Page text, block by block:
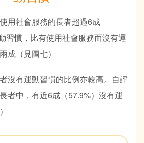
用社會服務的長者超過6成
習慣，比有使用社會服務而沒有運
成（見圖七）
沒有運動習慣的比例亦較高。自評
者中，有近6成（57.9%）沒有運